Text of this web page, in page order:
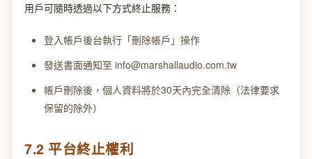
用戶可隨時透過以下方式終止服務：
登入帳戶後台執行「刪除帳戶」操作
發送書面通知至 info@marshallaudio.com.tw
帳戶刪除後，個人資料將於30天內完全清除（法律要求
保留的除外）
7.2 平台終止權利